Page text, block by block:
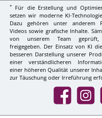
*
Für die Erstellung und
setzen wir moderne KI-
Dazu gehören unter anderem
Videos sowie grafische Inhalte.
von unserem Team
freigegeben. Der Einsatz von KI
besseren Darstellung unserer
einer verständlicheren
einer höheren Qualität unserer
zur Täuschung oder Irreführung
Facebook